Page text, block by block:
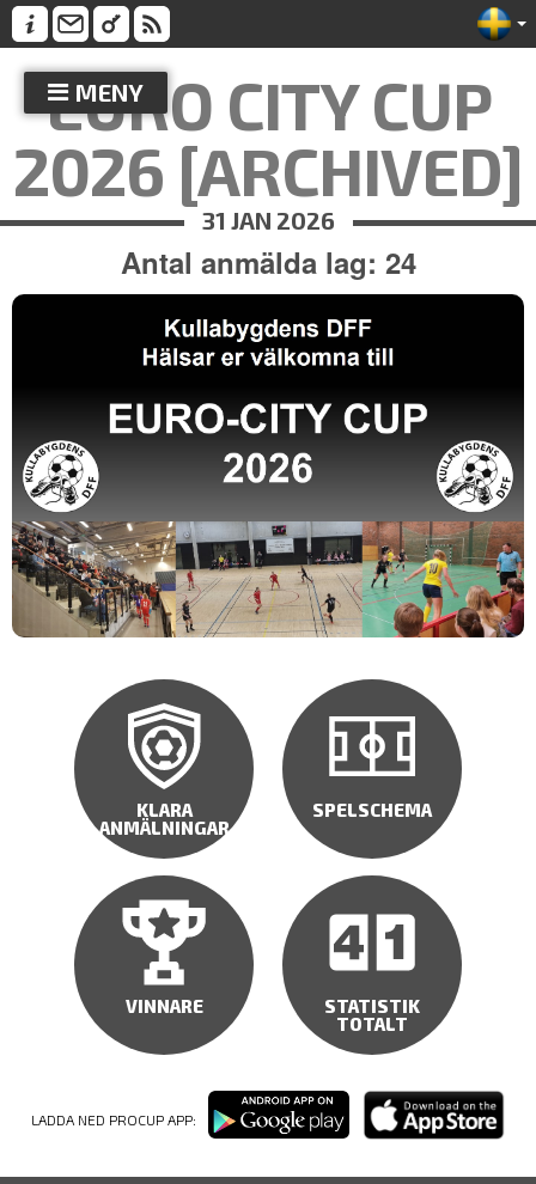
EURO CITY CUP
2026 [ARCHIVED]
31 JAN 2026
Antal anmälda lag: 24
KLARA
ANMÄLNINGAR
SPELSCHEMA
VINNARE
STATISTIK
TOTALT
LADDA NED PROCUP APP:
MENY